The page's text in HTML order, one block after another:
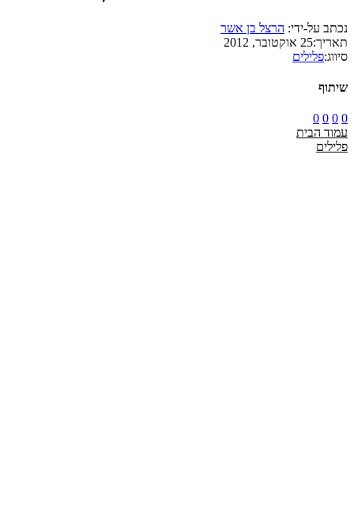
נכתב על-ידי: הרצל בן אשר
תאריך:25 אוקטובר, 2012
סיווג:פלילים
שיתוף
0
0
0
0
עמוד הבית
פלילים